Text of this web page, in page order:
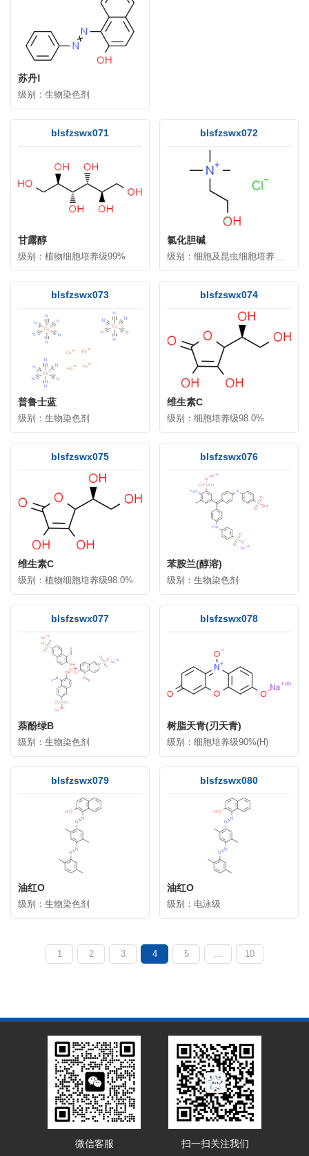
苏丹Ⅰ
级别：生物染色剂
blsfzswx071
甘露醇
级别：植物细胞培养级99%
blsfzswx072
氯化胆碱
blsfzswx073
普鲁士蓝
级别：生物染色剂
blsfzswx074
维生素C
级别：细胞培养级98.0%
blsfzswx075
维生素C
级别：植物细胞培养级98.0%
blsfzswx076
苯胺兰(醇溶)
级别：生物染色剂
blsfzswx077
萘酚绿B
级别：生物染色剂
blsfzswx078
树脂天青(刃天青)
级别：细胞培养级90%(H)
blsfzswx079
油红O
级别：生物染色剂
blsfzswx080
油红O
级别：电泳级
1 2 3 4 5 10
微信客服 扫一扫关注我们